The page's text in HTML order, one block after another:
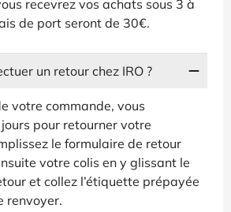
recevrez vos achats sous 3 à
de port seront de 30€.
un retour chez IRO ?
votre commande, vous
pour retourner votre
le formulaire de retour
votre colis en y glissant le
et collez l’étiquette prépayée
renvoyer.